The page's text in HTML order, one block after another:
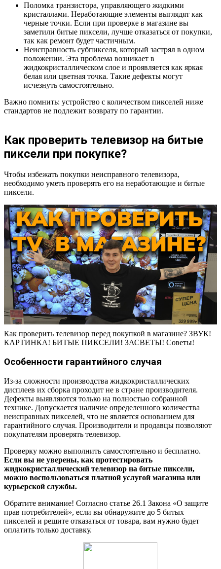
Поломка транзистора, управляющего жидкими
кристаллами. Неработающие элементы выглядят как
черные точки. Если при проверке в магазине вы
заметили битые пиксели, лучше отказаться от покупки,
так как ремонт будет частичным.
Неисправность субпикселя, который застрял в одном
положении. Эта проблема возникает в
жидкокристаллическом слое и проявляется как яркая
белая или цветная точка. Такие дефекты могут
исчезнуть самостоятельно.
Важно помнить: устройство с количеством пикселей ниже
стандартов не подлежит возврату по гарантии.
Как проверить телевизор на битые
пиксели при покупке?
Чтобы избежать покупки неисправного телевизора,
необходимо уметь проверять его на неработающие и битые
пиксели.
Как проверить телевизор перед покупкой в магазине? ЗВУК!
КАРТИНКА! БИТЫЕ ПИКСЕЛИ! ЗАСВЕТЫ! Советы!
Особенности гарантийного случая
Из-за сложности производства жидкокристаллических
дисплеев их сборка проходит не в стране производителя.
Дефекты выявляются только на полностью собранной
технике. Допускается наличие определенного количества
неисправных пикселей, что не является основанием для
гарантийного случая. Производители и продавцы позволяют
покупателям проверять телевизор.
Проверку можно выполнить самостоятельно и бесплатно.
Если вы не уверены, как протестировать
жидкокристаллический телевизор на битые пиксели,
можно воспользоваться платной услугой магазина или
курьерской службы.
Обратите внимание! Согласно статье 26.1 Закона «О защите
прав потребителей», если вы обнаружите до 5 битых
пикселей и решите отказаться от товара, вам нужно будет
оплатить только доставку.